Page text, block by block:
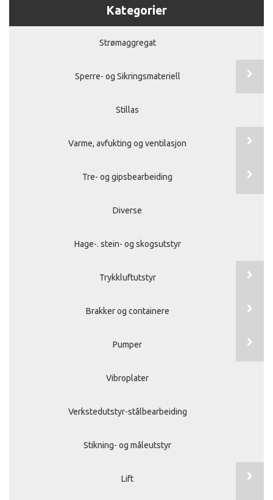
Kategorier
Strømaggregat
Sperre- og Sikringsmateriell
Stillas
Varme, avfukting og ventilasjon
Tre- og gipsbearbeiding
Diverse
Hage-. stein- og skogsutstyr
Trykkluftutstyr
Brakker og containere
Pumper
Vibroplater
Verkstedutstyr-stålbearbeiding
Stikning- og måleutstyr
Lift